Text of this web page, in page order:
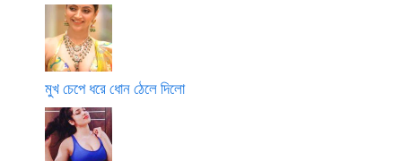
মুখ চেপে ধরে ধোন ঠেলে দিলো